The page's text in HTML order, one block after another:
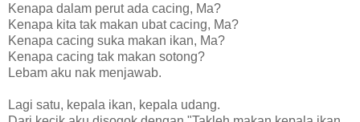
Kenapa dalam perut ada cacing, Ma?
Kenapa kita tak makan ubat cacing, Ma?
Kenapa cacing suka makan ikan, Ma?
Kenapa cacing tak makan sotong?
Lebam aku nak menjawab.
Lagi satu, kepala ikan, kepala udang.